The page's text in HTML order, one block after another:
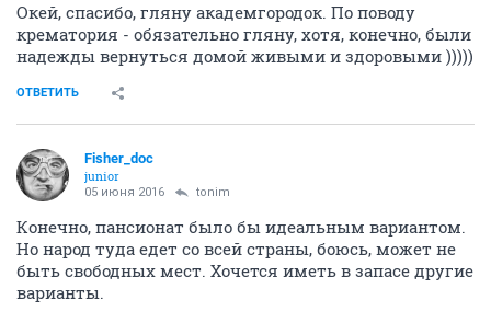
Окей, спасибо, гляну академгородок. По поводу
крематория - обязательно гляну, хотя, конечно, были
надежды вернуться домой живыми и здоровыми )))))
ОТВЕТИТЬ
Fisher_doc
junior
05 июня 2016 tonim
Конечно, пансионат было бы идеальным вариантом.
Но народ туда едет со всей страны, боюсь, может не
быть свободных мест. Хочется иметь в запасе другие
варианты.